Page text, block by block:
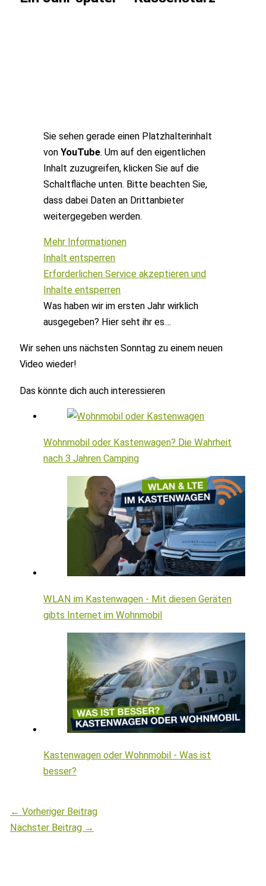
Sie sehen gerade einen Platzhalterinhalt
vonYouTube. Um auf den eigentlichen
Inhalt zuzugreifen, klicken Sie auf die
Schaltfläche unten. Bitte beachten Sie,
dass dabei Daten an Drittanbieter
weitergegeben werden.
Mehr Informationen
Inhalt entsperren
Erforderlichen Service akzeptieren und
Inhalte entsperren
Was haben wir im ersten Jahr wirklich
ausgegeben? Hier seht ihr es…
Wir sehen uns nächsten Sonntag zu einem neuen
Video wieder!
Das könnte dich auch interessieren
Wohnmobil oder Kastenwagen? Die Wahrheit
nach 3 Jahren Camping
WLAN im Kastenwagen - Mit diesen Geräten
gibts Internet im Wohnmobil
Kastenwagen oder Wohnmobil - Was ist
besser?
← Vorheriger Beitrag
Nächster Beitrag →